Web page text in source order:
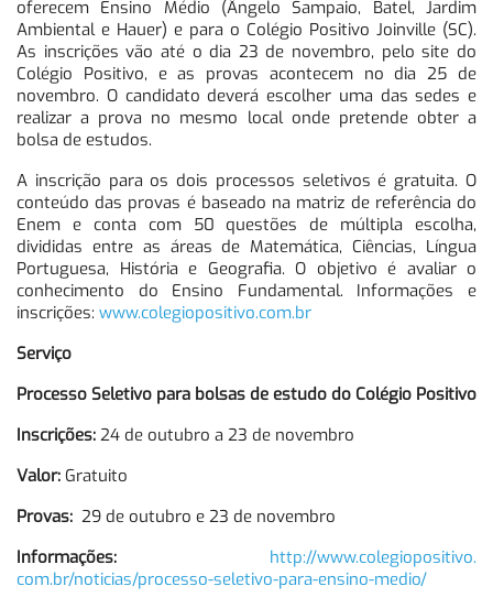
oferecem Ensino Médio (Ângelo Sampaio, Batel, Jardim
Ambiental e Hauer) e para o Colégio Positivo Joinville (SC).
As inscrições vão até o dia 23 de novembro, pelo site do
Colégio Positivo, e as provas acontecem no dia 25 de
novembro. O candidato deverá escolher uma das sedes e
realizar a prova no mesmo local onde pretende obter a
bolsa de estudos.
A inscrição para os dois processos seletivos é gratuita. O
conteúdo das provas é baseado na matriz de referência do
Enem e conta com 50 questões de múltipla escolha,
divididas entre as áreas de Matemática, Ciências, Língua
Portuguesa, História e Geografia. O objetivo é avaliar o
conhecimento do Ensino Fundamental. Informações e
inscrições: www.colegiopositivo.com.br
Serviço
Processo Seletivo para bolsas de estudo do Colégio Positivo
Inscrições: 24 de outubro a 23 de novembro
Valor: Gratuito
Provas: 29 de outubro e 23 de novembro
Informações:
http://www.colegiopositivo.
com.br/noticias/processo-seletivo-para-ensino-medio/